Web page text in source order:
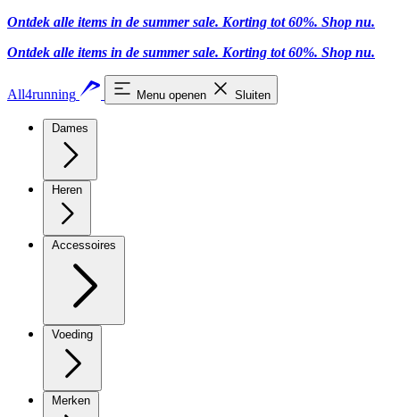
Ontdek alle items in de summer sale. Korting tot 60%. Shop nu.
Ontdek alle items in de summer sale. Korting tot 60%. Shop nu.
All4running Menu openen Sluiten
Dames
Heren
Accessoires
Voeding
Merken